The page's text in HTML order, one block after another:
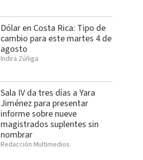
Dólar en Costa Rica: Tipo de
cambio para este martes 4 de
agosto
Indira Zúñiga
Sala IV da tres días a Yara
Jiménez para presentar
informe sobre nueve
magistrados suplentes sin
nombrar
Redacción Multimedios